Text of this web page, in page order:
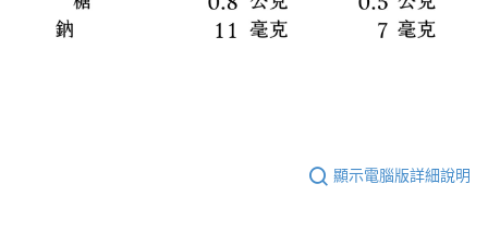
顯示電腦版詳細說明